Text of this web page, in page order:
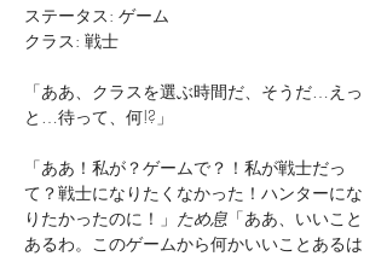
ステータス: ゲーム
クラス: 戦士
「ああ、クラスを選ぶ時間だ、そうだ…えっ
と…待って、何!?」
「ああ！私が？ゲームで？！私が戦士だっ
て？戦士になりたくなかった！ハンターにな
りたかったのに！」 ため息 「ああ、いいこと
あるわ。このゲームから何かいいことあるは